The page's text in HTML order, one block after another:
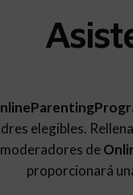
elegibles.
de
proporcionará